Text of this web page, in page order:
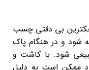
بی دقتی چسب
شود و در هنگام پاک
شود. با کاشت و
ممکن است به دلیل